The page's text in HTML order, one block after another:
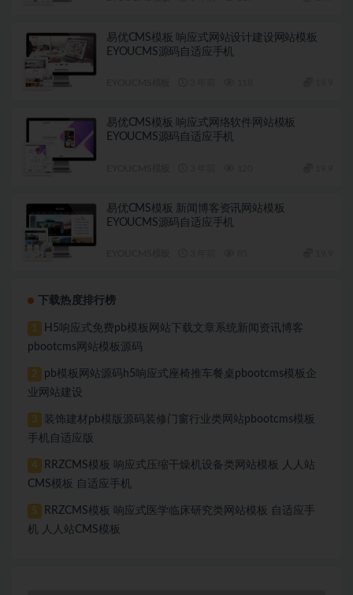
易优CMS模板 响应式网站设计建设网站模板
EYOUCMS源码自适应手机
易优CMS模板 响应式网络软件网站模板
EYOUCMS源码自适应手机
易优CMS模板 新闻博客资讯网站模板
EYOUCMS源码自适应手机
下载热度排行榜
1
H5响应式免费pb模板网站下载文章系统新闻资讯博客
pbootcms网站模板源码
2
pb模板网站源码h5响应式座椅推车餐桌pbootcms模板企
业网站建设
3
装饰建材pb模版源码装修门窗行业类网站pbootcms模板
手机自适应版
4
RRZCMS模板 响应式压缩干燥机设备类网站模板 人人站
CMS模板 自适应手机
5
RRZCMS模板 响应式医学临床研究类网站模板 自适应手
机 人人站CMS模板